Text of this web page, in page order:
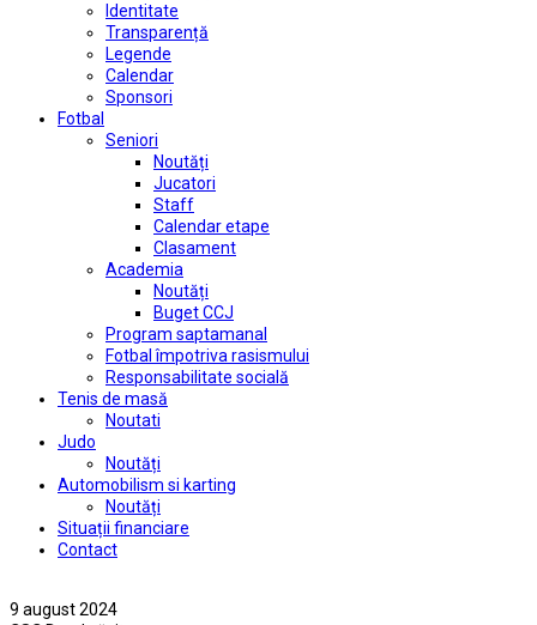
Identitate
Transparență
Legende
Calendar
Sponsori
Fotbal
Seniori
Noutăți
Jucatori
Staff
Calendar etape
Clasament
Academia
Noutăți
Buget CCJ
Program saptamanal
Fotbal împotriva rasismului
Responsabilitate socială
Tenis de masă
Noutati
Judo
Noutăți
Automobilism si karting
Noutăți
Situații financiare
Contact
9 august 2024